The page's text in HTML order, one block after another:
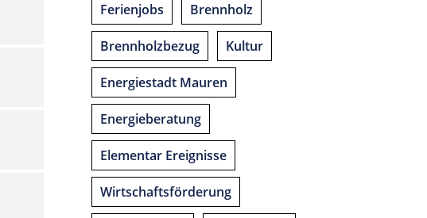
Ferienjobs Brennholz
Brennholzbezug Kultur
Energiestadt Mauren
Energieberatung
Elementar Ereignisse
Wirtschaftsförderung